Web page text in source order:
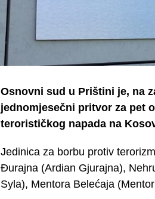
Osnovni sud u Prištini je, na
jednomjesečni pritvor za pet
terorističkog napada na
Jedinica za borbu protiv
Đurajna (Ardian Gjurajna),
Syla), Mentora Belećaja